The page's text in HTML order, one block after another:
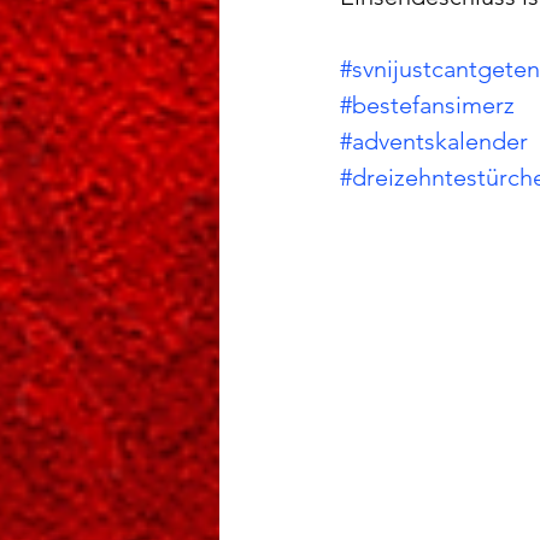
#bestefansimerz
#adventskalender